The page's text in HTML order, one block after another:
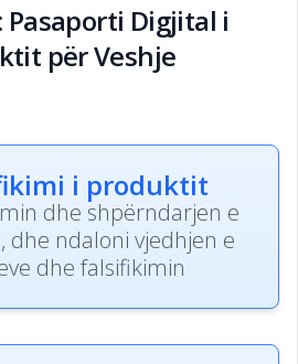
Digjital i
për Veshje
i produktit
dhe shpërndarjen e
dhe ndaloni vjedhjen e
dhe falsifikimin